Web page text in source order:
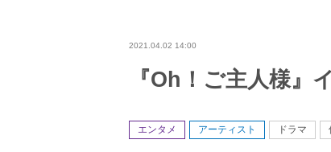
2021.04.02 14:00
『Oh！ご主人様』
エンタメ アーティスト ドラマ